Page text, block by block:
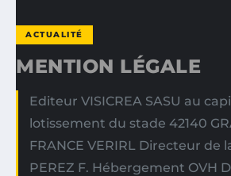
ACTUALITÉ
MENTION LÉGALE
Editeur VISICREA SASU au
lotissement du stade 42140
FRANCE VERIRL Directeur de
PEREZ F. Hébergement OVH